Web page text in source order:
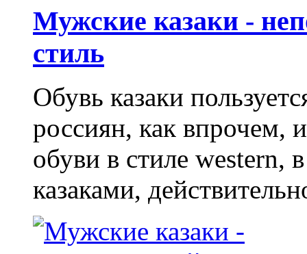
Мужские казаки -
стиль
Обувь казаки
россиян, как впрочем,
обуви в стиле western,
казаками,